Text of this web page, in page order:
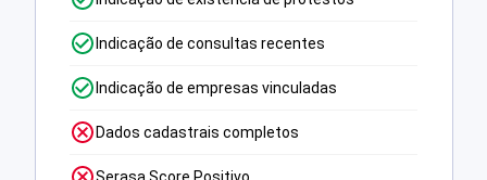
Indicação de consultas recentes
Indicação de empresas vinculadas
Dados cadastrais completos